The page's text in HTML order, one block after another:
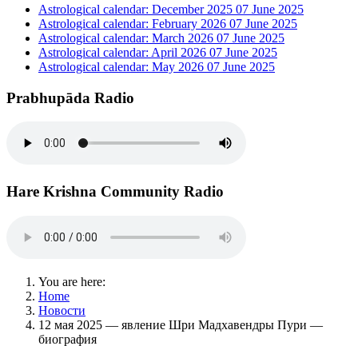
Astrological calendar: December 2025 07 June 2025
Astrological calendar: February 2026 07 June 2025
Astrological calendar: March 2026 07 June 2025
Astrological calendar: April 2026 07 June 2025
Astrological calendar: May 2026 07 June 2025
Prabhupāda Radio
Hare Krishna Community Radio
You are here:
Home
Новости
12 мая 2025 — явление Шри Мадхавендры Пури —
биография